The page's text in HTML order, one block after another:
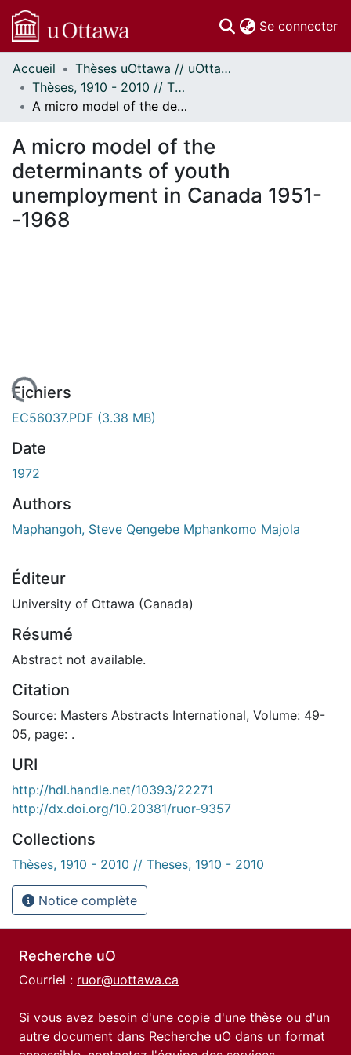
Se connecter
Communautés
et collections
Parcourir
À propos
Accueil
Thèses uOttawa // uOttawa Theses
Thèses, 1910 - 2010 // Theses, 1910 - 2010
A micro model of the determinants of youth unemployment in Canada 1951--1968
A micro model of the
determinants of youth
unemployment in Canada 1951-
-1968
Fichiers
EC56037.PDF (3.38 MB)
Date
1972
Authors
Maphangoh, Steve Qengebe Mphankomo Majola
Éditeur
University of Ottawa (Canada)
Résumé
Abstract not available.
Citation
Source: Masters Abstracts International, Volume: 49-
05, page: .
URI
http://hdl.handle.net/10393/22271
http://dx.doi.org/10.20381/ruor-9357
Collections
Thèses, 1910 - 2010 // Theses, 1910 - 2010
Notice complète
Recherche uO
Courriel : ruor@uottawa.ca
Si vous avez besoin d'une copie d'une thèse ou d'un
autre document dans Recherche uO dans un format